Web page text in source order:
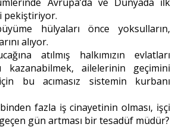
pekiştiriyor.
hülyaları önce yoksulların,
alıyor.
atılmış halkımızın evlatları
kazanabilmek, ailelerinin geçimini
bu acımasız sistemin kurbanı
fazla iş cinayetinin olması, işçi
gün artması bir tesadüf müdür?